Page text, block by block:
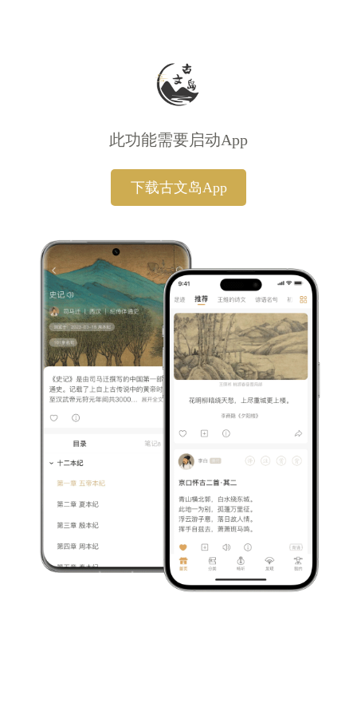
此功能需要启动App
下载古文岛App